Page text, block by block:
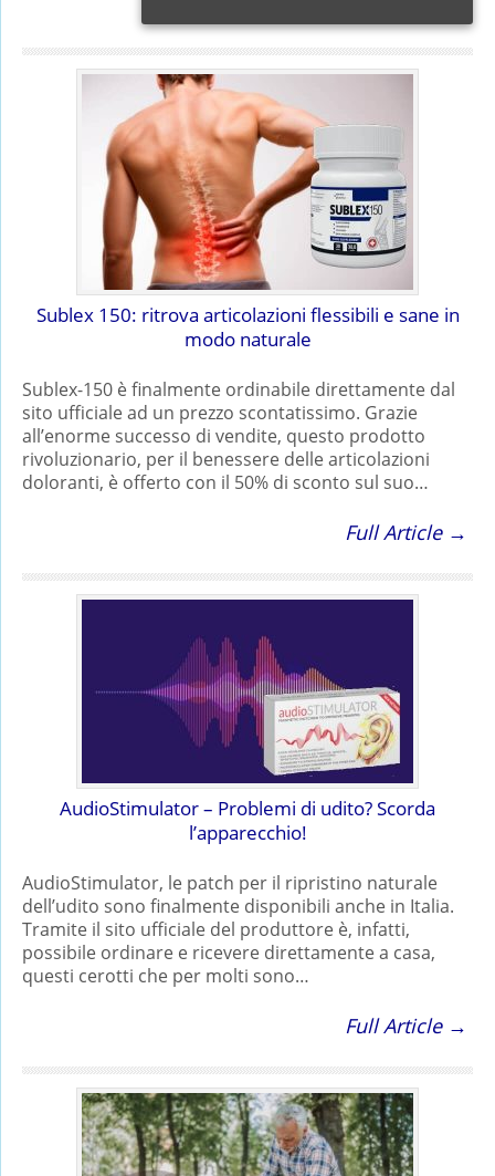
Sublex 150: ritrova articolazioni flessibili e sane in
modo naturale
Sublex-150 è finalmente ordinabile direttamente dal
sito ufficiale ad un prezzo scontatissimo. Grazie
all’enorme successo di vendite, questo prodotto
rivoluzionario, per il benessere delle articolazioni
doloranti, è offerto con il 50% di sconto sul suo…
Full Article →
AudioStimulator – Problemi di udito? Scorda
l’apparecchio!
AudioStimulator, le patch per il ripristino naturale
dell’udito sono finalmente disponibili anche in Italia.
Tramite il sito ufficiale del produttore è, infatti,
possibile ordinare e ricevere direttamente a casa,
questi cerotti che per molti sono…
Full Article →